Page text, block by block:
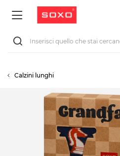
Calzini lunghi